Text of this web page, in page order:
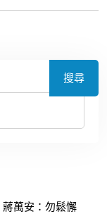
搜尋
萬安：勿鬆懈